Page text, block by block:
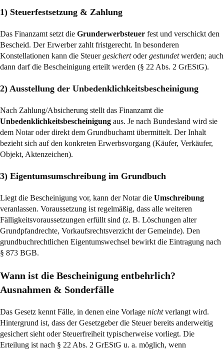
1) Steuerfestsetzung & Zahlung
Das Finanzamt setzt die Grunderwerbsteuer fest und verschickt den
Bescheid. Der Erwerber zahlt fristgerecht. In besonderen
Konstellationen kann die Steuergesichertodergestundetwerden; auch
dann darf die Bescheinigung erteilt werden (§ 22 Abs. 2 GrEStG).
2) Ausstellung der Unbedenklichkeitsbescheinigung
Nach Zahlung/Absicherung stellt das Finanzamt die
Unbedenklichkeitsbescheinigung aus. Je nach Bundesland wird sie
dem Notar oder direkt dem Grundbuchamt übermittelt. Der Inhalt
bezieht sich auf den konkreten Erwerbsvorgang (Käufer, Verkäufer,
Objekt, Aktenzeichen).
3) Eigentumsumschreibung im Grundbuch
Liegt die Bescheinigung vor, kann der Notar die Umschreibung
veranlassen. Voraussetzung ist regelmäßig, dass alle weiteren
Fälligkeitsvoraussetzungen erfüllt sind (z. B. Löschungen alter
Grundpfandrechte, Vorkaufsrechtsverzicht der Gemeinde). Den
grundbuchrechtlichen Eigentumswechsel bewirkt die Eintragung nach
§ 873 BGB.
Wann ist die Bescheinigung entbehrlich?
Ausnahmen & Sonderfälle
Das Gesetz kennt Fälle, in denen eine Vorlage nichtverlangt wird.
Hintergrund ist, dass der Gesetzgeber die Steuer bereits anderweitig
gesichert sieht oder Steuerfreiheit typischerweise vorliegt. Die
Erteilung ist nach § 22 Abs. 2 GrEStG u. a. möglich, wenn